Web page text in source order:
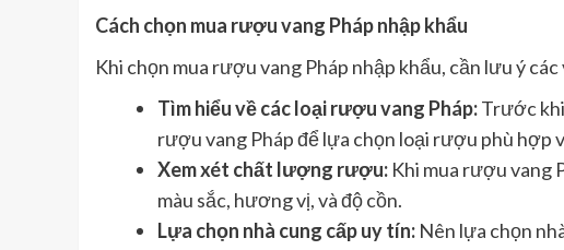
Cách chọn mua rượu vang Pháp nhập khẩu
Khi chọn mua rượu vang Pháp nhập khẩu, cần lưu ý các
Tìm hiểu về các loại rượu vang Pháp:Trước
rượu vang Pháp để lựa chọn loại rượu phù hợp
Xem xét chất lượng rượu: Khi mua rượu vang
màu sắc, hương vị, và độ cồn.
Lựa chọn nhà cung cấp uy tín: Nên lựa chọn